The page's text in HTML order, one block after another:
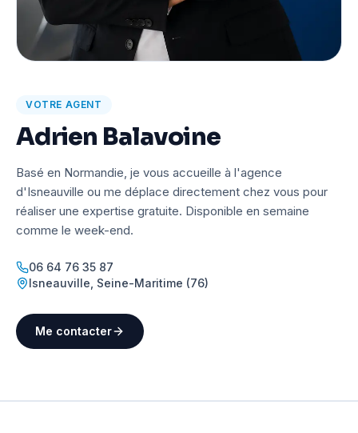
VOTRE AGENT
Adrien Balavoine
Basé en Normandie, je vous accueille à l'agence
d'Isneauville ou me déplace directement chez vous pour
réaliser une expertise gratuite. Disponible en semaine
comme le week-end.
06 64 76 35 87
Isneauville Seine-Maritime (76)
Me contacter